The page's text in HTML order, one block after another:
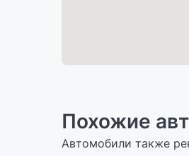
Похожие
Автомобили также